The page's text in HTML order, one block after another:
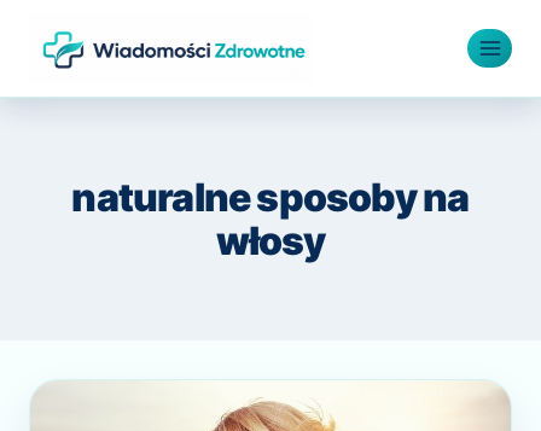
naturalne sposoby na
włosy